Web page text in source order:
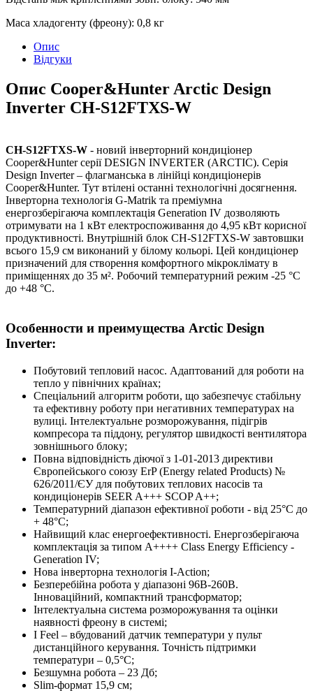
Маса хладогенту (фреону): 0,8 кг
Опис
Відгуки
Опис Cooper&Hunter Arctic Design
Inverter CH-S12FTXS-W
CH-S12FTXS-W - новий інверторний кондиціонер
Cooper&Hunter серії DESIGN INVERTER (ARCTIC). Серія
Design Inverter – флагманська в лінійці кондиціонерів
Cooper&Hunter. Тут втілені останні технологічні досягнення.
Інверторна технологія G-Matrik та преміумна
енергозберігаюча комплектація Generation IV дозволяють
отримувати на 1 кВт електроспоживання до 4,95 кВт корисної
продуктивності. Внутрішній блок CH-S12FTXS-W завтовшки
всього 15,9 см виконаний у білому кольорі. Цей кондиціонер
призначений для створення комфортного мікроклімату в
приміщеннях до 35 м². Робочий температурний режим -25 °С
до +48 °С.
Особенности и преимущества Arctic Design
Inverter:
Побутовий тепловий насос. Адаптований для роботи на
тепло у північних країнах;
Спеціальний алгоритм роботи, що забезпечує стабільну
та ефективну роботу при негативних температурах на
вулиці. Інтелектуальне розморожування, підігрів
компресора та піддону, регулятор швидкості вентилятора
зовнішнього блоку;
Повна відповідність діючої з 1-01-2013 директиви
Європейського союзу ErP (Energy related Products) №
626/2011/ЄУ для побутових теплових насосів та
кондиціонерів SEER A+++ SCOP A++;
Температурний діапазон ефективної роботи - від 25°С до
+ 48°С;
Найвищий клас енергоефективності. Енергозберігаюча
комплектація за типом A++++ Class Energy Efficiency -
Generation IV;
Нова інверторна технологія I-Action;
Безперебійна робота у діапазоні 96В-260В.
Інноваційний, компактний трансформатор;
Інтелектуальна система розморожування та оцінки
наявності фреону в системі;
I Feel – вбудований датчик температури у пульт
дистанційного керування. Точність підтримки
температури – 0,5°С;
Безшумна робота – 23 Дб;
Slim-формат 15,9 см;